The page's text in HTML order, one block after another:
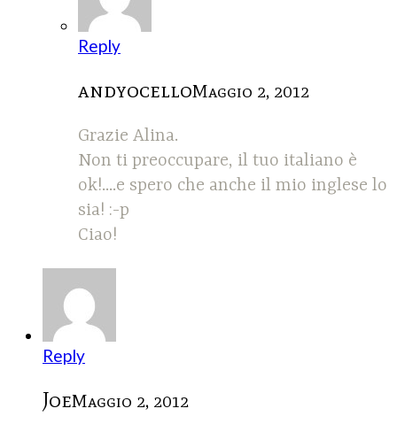
Reply
andyocelloMaggio 2, 2012
Grazie Alina.
Non ti preoccupare, il tuo italiano è
ok!....e spero che anche il mio inglese lo
sia! :-p
Ciao!
Reply
JoeMaggio 2, 2012